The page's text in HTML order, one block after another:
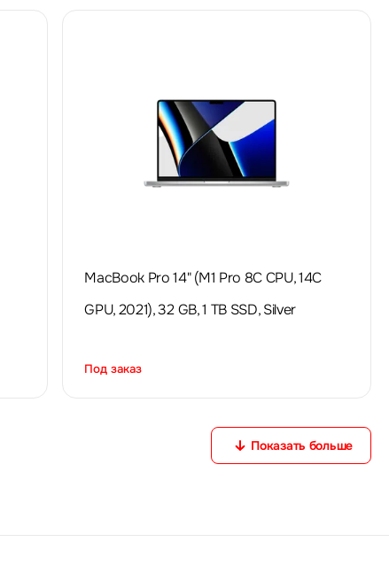
MacBook Pro 14" (M1 Pro 8C CPU, 14C
GPU, 2021), 32 GB, 1 TB SSD, Silver
Под заказ
Показать больше